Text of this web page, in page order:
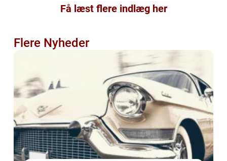
Få læst flere indlæg her
Flere Nyheder